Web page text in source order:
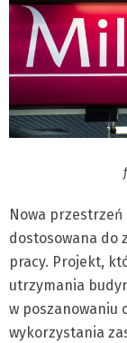
Nowa
dostosowana do
pracy. Projekt,
utrzymania
w poszanowaniu
wykorzystania